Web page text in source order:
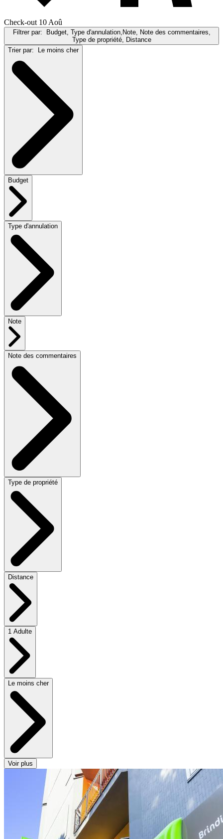
Check-out 10 Aoû
Filtrer par:
Budget, Type d'annulation,Note, Note des commentaires,
Type de propriété, Distance
Trier par:
Le moins cher
Budget
Type d'annulation
Note
Note des commentaires
Type de propriété
Distance
1 Adulte
Le moins cher
Voir plus